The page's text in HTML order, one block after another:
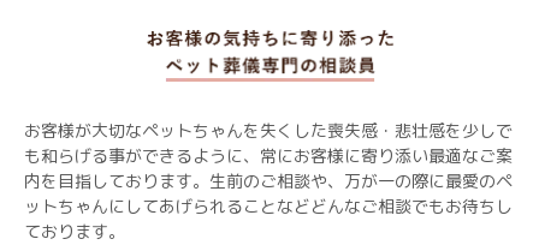
お客様が大切なペットちゃんを失くした喪失感・悲壮感を少しで
も和らげる事ができるように、常にお客様に寄り添い最適なご案
内を目指しております。生前のご相談や、万が一の際に最愛のペ
ットちゃんにしてあげられることなどどんなご相談でもお待ちし
ております。